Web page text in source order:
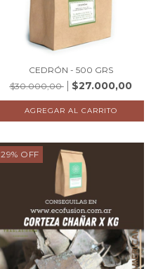
CEDRÓN - 500 GRS
$30.000,00
$27.000,00
29% OFF